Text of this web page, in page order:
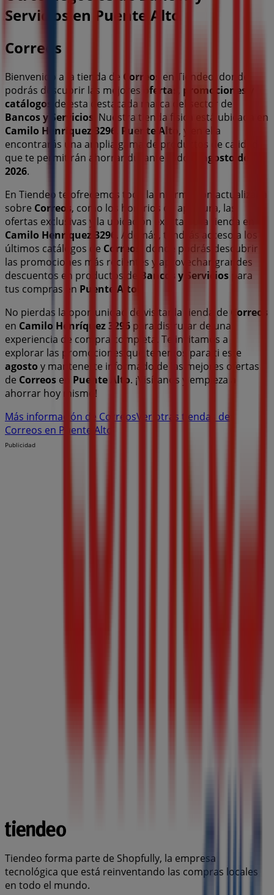
Servicios en Puente Alto
Correos
Bienvenido a la tienda de Correos
en Tiendeo, donde
podrás descubrir las mejores
ofertas promociones
catálogos
de esta destacada marca del sector de
Bancos y Servicios . Nuestra tienda física está ubicada en
Camilo Henríquez 3296
Puente Alto , y en ella
encontrarás una amplia gama de productos de calidad
que te permitirán ahorrar durante todo el
agosto de
2026.
En Tiendeo te ofrecemos toda la información actualizada
sobre Correos, como los horarios de apertura, las
ofertas exclusivas y la ubicación exacta de la tienda en
Camilo Henríquez 3296 . Además, tendrás acceso a los
últimos catálogos de Correos
, donde podrás descubrir
las promociones más recientes y aprovechar grandes
descuentos en productos de
Bancos y Servicios para
tus compras en Puente Alto
No pierdas la oportunidad de visitar la tienda de Correos
en Camilo Henríquez 3296 para disfrutar de una
experiencia de compra completa. Te invitamos a
explorar las promociones que tenemos para ti este
agosto y mantenerte informado de las mejores ofertas
de Correos en Puente Alto. ¡Visítanos y empieza a
ahorrar hoy mismo!
Más información de CorreosVer otras tiendas de
Correos en Puente Alto
Publicidad
Tiendeo forma parte de Shopfully, la empresa
tecnológica que está reinventando las compras locales
en todo el mundo.